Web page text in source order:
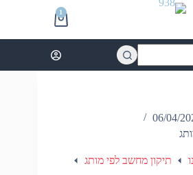
Shopping
cart
1
06/04/
תיקון מחשב לפי מותג